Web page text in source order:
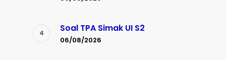
Soal TPA Simak UI S2
06/08/2026